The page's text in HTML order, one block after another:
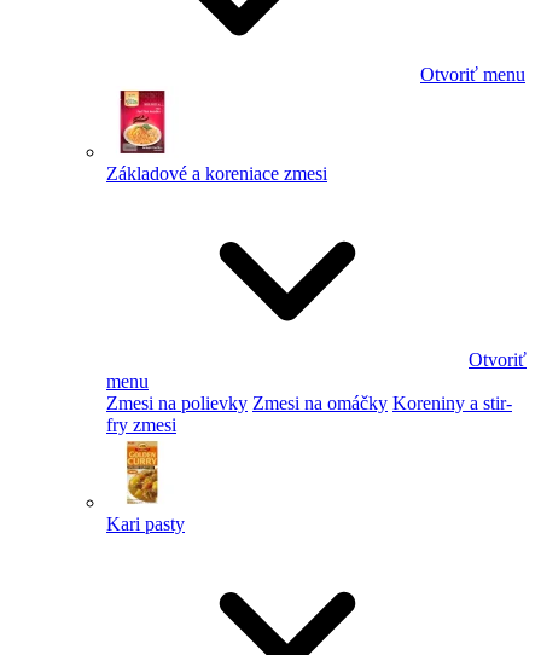
Otvoriť menu
Základové a koreniace zmesi
Otvoriť
menu
Zmesi na polievky Zmesi na omáčky Koreniny a stir-
fry zmesi
Kari pasty